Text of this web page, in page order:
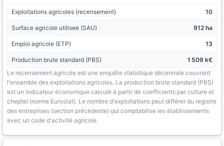
Exploitations agricoles (recensement) 10
Surface agricole utilisee (SAU) 912 ha
Emploi agricole (ETP) 13
Production brute standard (PBS)
1 509 k€
Le recensement agricole est une enquête statistique décennale couvrant
l'ensemble des exploitations agricoles. La production brute standard (PBS)
est un indicateur économique calculé à partir de coefficients par culture et
cheptel (norme Eurostat). Le nombre d'exploitations peut différer du registre
des entreprises (section précédente) qui comptabilise les établissements
avec un code d'activité agricole.